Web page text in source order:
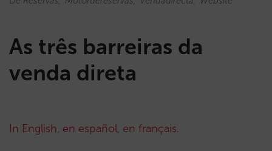
As três barreiras da
venda direta
In English, en español, en français.